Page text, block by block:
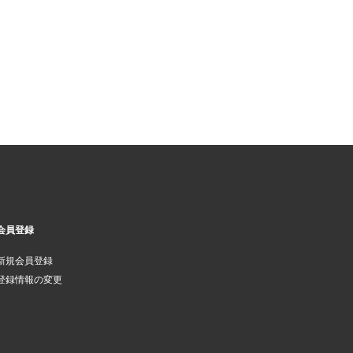
員登録
規会員登録
録情報の変更